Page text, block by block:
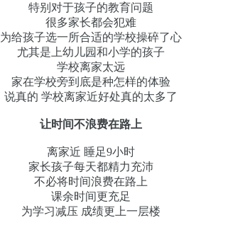
特别对于孩子的教育问题
很多家长都会犯难
为给孩子选一所合适的学校操碎了心
尤其是上幼儿园和小学的孩子
学校离家太远
家在学校旁到底是种怎样的体验
说真的 学校离家近好处真的太多了
让时间不浪费在路上
离家近 睡足9小时
家长孩子每天都精力充沛
不必将时间浪费在路上
课余时间更充足
为学习减压 成绩更上一层楼